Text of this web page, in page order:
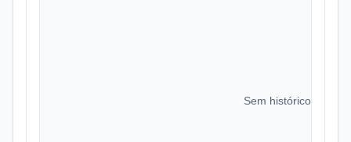
Sem histórico de